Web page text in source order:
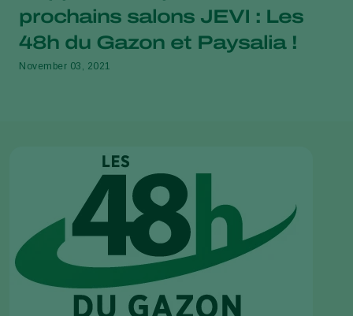
prochains salons JEVI : Les
48h du Gazon et Paysalia !
November 03, 2021